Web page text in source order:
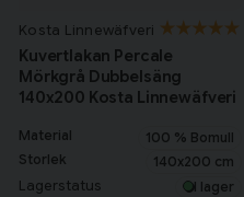
Kosta Linnewäfveri
Kuvertlakan Percale
Mörkgrå Dubbelsäng
140x200 Kosta Linnewäfveri
Material
100 % Bomull
Storlek
140x200 cm
Lagerstatus I lager